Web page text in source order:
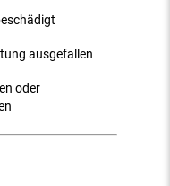
ausgefallen
oder